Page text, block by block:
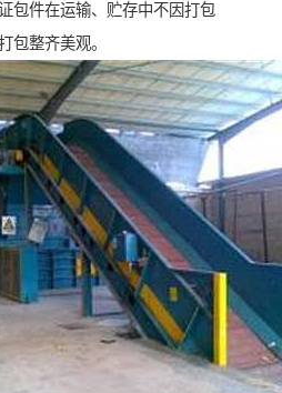
包件在运输、贮存中不因打包
包整齐美观。